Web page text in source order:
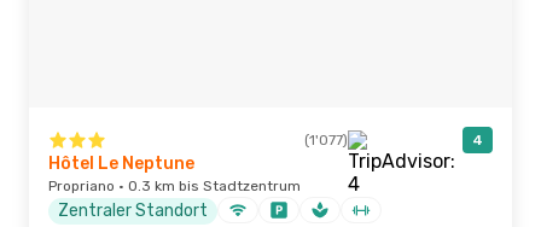
(1'077) 4
Hôtel Le Neptune
Propriano · 0.3 km bis Stadtzentrum
Zentraler Standort